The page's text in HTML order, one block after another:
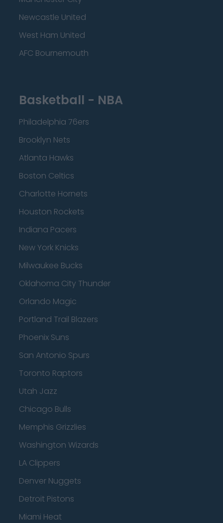
Newcastle United
West Ham United
AFC Bournemouth
Basketball - NBA
Philadelphia 76ers
Brooklyn Nets
Atlanta Hawks
Boston Celtics
Charlotte Hornets
Houston Rockets
Indiana Pacers
New York Knicks
Milwaukee Bucks
Oklahoma City Thunder
Orlando Magic
Portland Trail Blazers
Phoenix Suns
San Antonio Spurs
Toronto Raptors
Utah Jazz
Chicago Bulls
Memphis Grizzlies
Washington Wizards
LA Clippers
Denver Nuggets
Detroit Pistons
Miami Heat